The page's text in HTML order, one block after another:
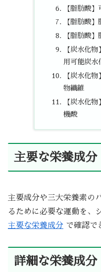
【脂肪酸
【脂肪酸
【脂肪酸
【炭水化
用可能炭水
【炭水化
物繊維
【炭水化
機酸
主要な栄養成分
主要成分や三大栄養素の
るために必要な運動を、
主要な栄養成分 で確認で
詳細な栄養成分